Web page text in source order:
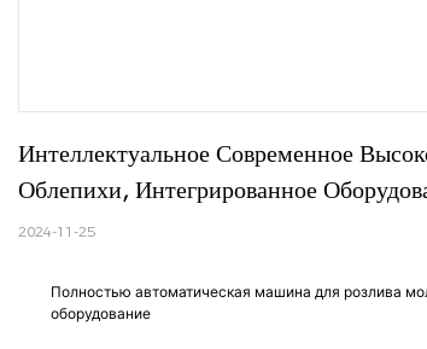
Интеллектуальное Современное
Облепихи, Интегрированное
2024-11-25
Полностью автоматическая машина для розлива
оборудование